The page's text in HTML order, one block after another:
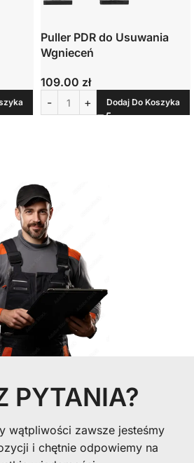
Puller PDR do Usuwania
Wgnieceń
109.00 zł
Dodaj Do Koszyka
PYTANIA?
wątpliwości zawsze jesteśmy
i chętnie odpowiemy na